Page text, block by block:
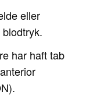
eller
har haft tab